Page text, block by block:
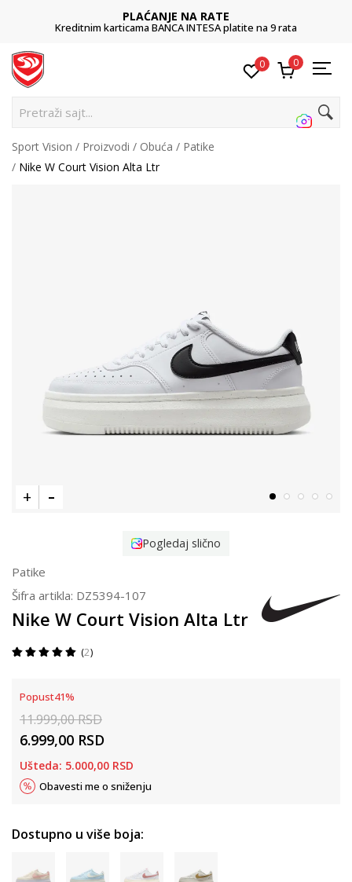
PLAĆANJE NA RATE
Kreditnim karticama BANCA INTESA platite na 9 rata
0 0
Pretraži sajt...
Sport Vision Proizvodi Obuća
Patike
Nike W Court Vision Alta Ltr
Pogledaj slično
Patike
Šifra artikla: DZ5394-107
Nike W Court Vision Alta Ltr
2
Popust41%
11.999,00RSD
6.999,00 RSD
Ušteda: 5.000,00 RSD
Obavesti me o sniženju
Dostupno u više boja: